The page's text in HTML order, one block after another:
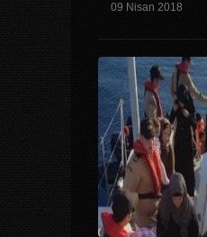
09 Nisan 2018